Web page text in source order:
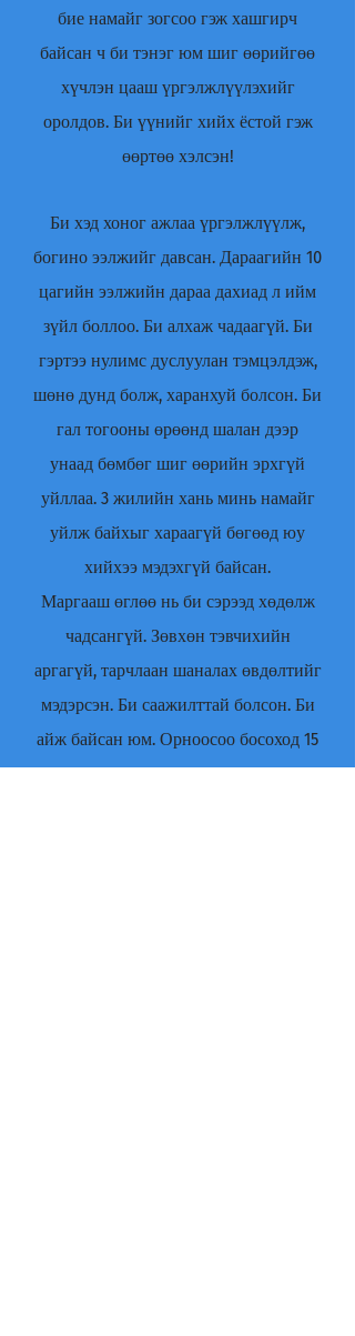
бие намайг зогсоо гэж хашгирч
байсан ч би тэнэг юм шиг өөрийгөө
хүчлэн цааш үргэлжлүүлэхийг
оролдов. Би үүнийг хийх ёстой гэж
өөртөө хэлсэн!
Би хэд хоног ажлаа үргэлжлүүлж,
богино ээлжийг давсан. Дараагийн 10
цагийн ээлжийн дараа дахиад л ийм
зүйл боллоо. Би алхаж чадаагүй. Би
гэртээ нулимс дуслуулан тэмцэлдэж,
шөнө дунд болж, харанхуй болсон. Би
гал тогооны өрөөнд шалан дээр
унаад бөмбөг шиг өөрийн эрхгүй
уйллаа. 3 жилийн хань минь намайг
уйлж байхыг хараагүй бөгөөд юу
хийхээ мэдэхгүй байсан.
Маргааш өглөө нь би сэрээд хөдөлж
чадсангүй. Зөвхөн тэвчихийн
аргагүй, тарчлаан шаналах өвдөлтийг
мэдэрсэн. Би саажилттай болсон. Би
айж байсан юм. Орноосоо босоход 15
минут болсон. Би дарга руугаа